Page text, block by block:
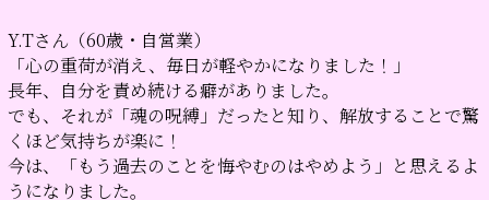
Y.Tさん（60歳・自営業）
「心の重荷が消え、毎日が軽やかになりました！」
長年、自分を責め続ける癖がありました。
でも、それが「魂の呪縛」だったと知り、解放することで驚
くほど気持ちが楽に！
今は、「もう過去のことを悔やむのはやめよう」と思えるよ
うになりました。